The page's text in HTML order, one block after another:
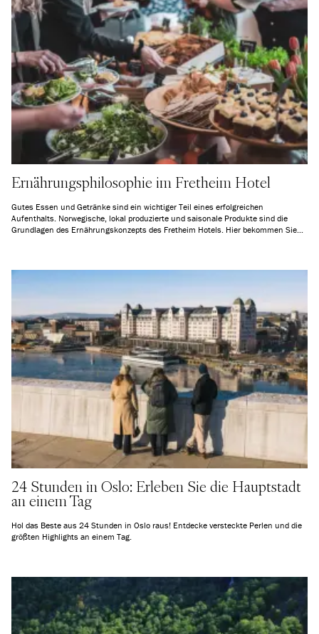
Ernährungsphilosophie im Fretheim Hotel
Gutes Essen und Getränke sind ein wichtiger Teil eines erfolgreichen
Aufenthalts. Norwegische, lokal produzierte und saisonale Produkte sind die
Grundlagen des Ernährungskonzepts des Fretheim Hotels. Hier bekommen Sie
24 Stunden in Oslo: Erleben Sie die Hauptstadt
an einem Tag
Hol das Beste aus 24 Stunden in Oslo raus! Entdecke versteckte Perlen und die
größten Highlights an einem Tag.